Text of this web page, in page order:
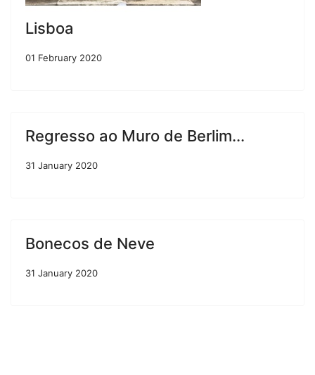
Lisboa
01 February 2020
Regresso ao Muro de Berlim...
31 January 2020
Bonecos de Neve
31 January 2020